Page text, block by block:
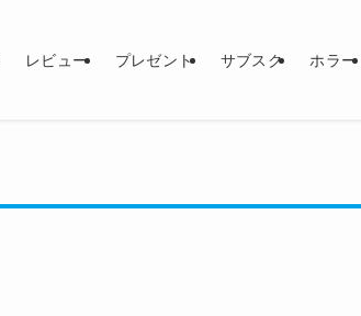
レビュー プレゼント サブスク ホラー